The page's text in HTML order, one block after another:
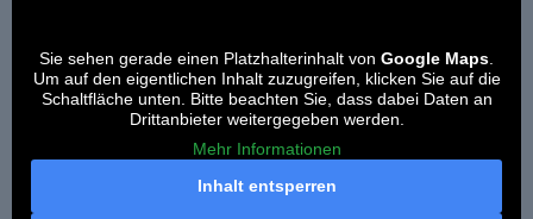
Sie sehen gerade einen Platzhalterinhalt von Google Maps
Um auf den eigentlichen Inhalt zuzugreifen, klicken Sie auf die
Schaltfläche unten. Bitte beachten Sie, dass dabei Daten an
Drittanbieter weitergegeben werden.
Mehr Informationen
Inhalt entsperren